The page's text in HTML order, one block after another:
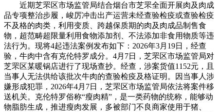
近期芝罘区市场监管局结合烟台市芝罘全面开展肉及肉成
品专项整治步履，峻厉冲击出产运营未经查验检疫或查验检疫
不及格的肉类，利用变质、跨越保质期的肉及肉成品制售食
物，超范畴超限量利用食物添加剂、不法添加非食用物质等违
法行为。现将4起违法案例发布如下：2026年3月19日，经查
验，牛肉中含有克伦特罗成分。4月7日，芝罘区市场监管局对
芝罘区某暖锅店进行了现场查抄。经查，涉案货值1152元，且
当事人无法供给该批次牛肉的查验检疫及格证明。因当事人涉
嫌形成犯罪，2026年4月7日，芝罘区市场监管局依法将案件移
送机关。克伦特罗俗称“瘦肉精”，是一类药物的统称，能够动
物脂肪生成，推进瘦肉发展，多被部门不良商家使用于猪、